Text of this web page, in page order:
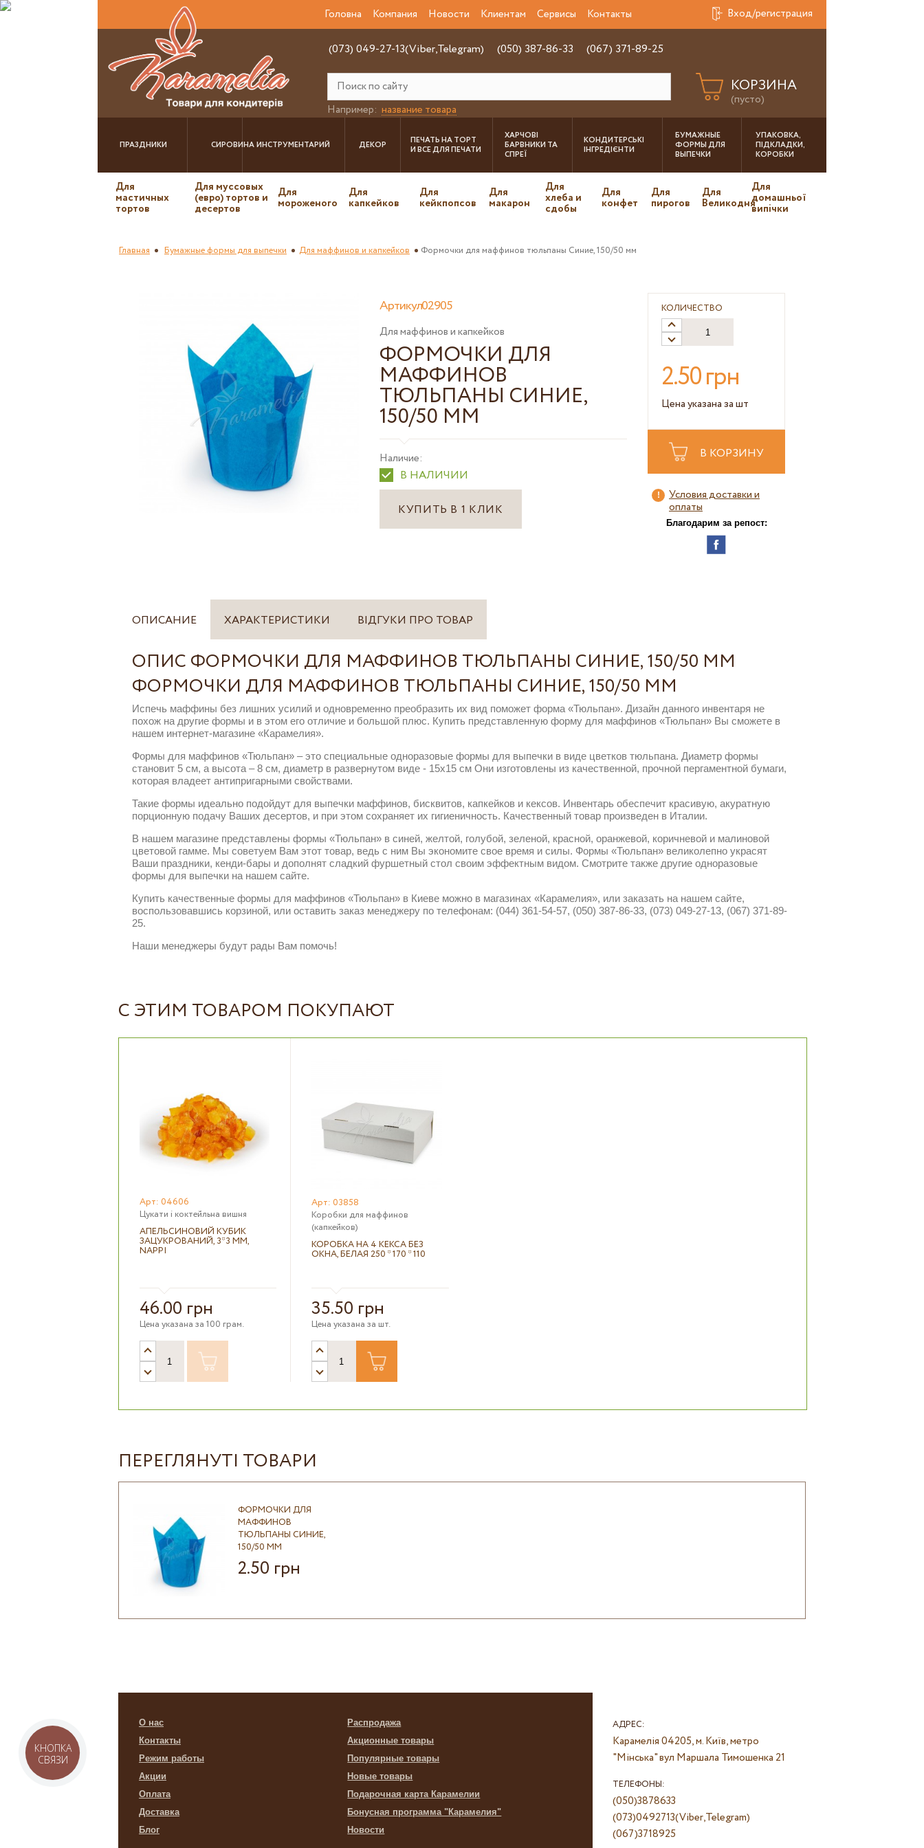
Головна Компания Новости Клиентам Сервисы Контакты Вход/регистрация
(073) 049-27-13(Viber,Telegram) (050) 387-86-33 (067) 371-89-25
Например: название товара
КОРЗИНА
(пусто)
ПРАЗДНИКИ СИРОВИНАИНСТРУМЕНТАРИЙ ДЕКОР
ПЕЧАТЬ НА ТОРТ
И ВСЕ ДЛЯ ПЕЧАТИ
ХАРЧОВІ
БАРВНИКИ ТА
СПРЕЇ
КОНДИТЕРСЬКІ
ІНГРЕДІЄНТИ
БУМАЖНЫЕ
ФОРМЫ ДЛЯ
ВЫПЕЧКИ
УПАКОВКА,
ПІДКЛАДКИ,
КОРОБКИ
Для
мастичных
тортов
Для муссовых
(евро) тортов и
десертов
Для
мороженого
Для
капкейков
Для
кейкпопсов
Для
макарон
Для
хлеба и
сдобы
Для
конфет
Для
пирогов
Для
Великодня
Для
домашньої
випічки
Главная Бумажные формы для выпечки Для маффинов и капкейков Формочки для маффинов тюльпаны Синие, 150/50 мм
Артикул02905
Для маффинов и капкейков
ФОРМОЧКИ ДЛЯ
МАФФИНОВ
ТЮЛЬПАНЫ СИНИЕ,
150/50 ММ
Наличие:
В НАЛИЧИИ
КУПИТЬ В 1 КЛИК
КОЛИЧЕСТВО
2.50 грн
Цена указана за шт
В КОРЗИНУ
Условия доставки и
оплаты
Благодарим за репост:
ОПИСАНИЕ ХАРАКТЕРИСТИКИ ВІДГУКИ ПРО ТОВАР
ОПИС ФОРМОЧКИ ДЛЯ МАФФИНОВ ТЮЛЬПАНЫ СИНИЕ, 150/50 ММ
ФОРМОЧКИ ДЛЯ МАФФИНОВ ТЮЛЬПАНЫ СИНИЕ, 150/50 ММ
Испечь маффины без лишних усилий и одновременно преобразить их вид поможет форма «Тюльпан». Дизайн данного инвентаря не
похож на другие формы и в этом его отличие и большой плюс. Купить представленную форму для маффинов «Тюльпан» Вы сможете в
нашем интернет-магазине «Карамелия».
Формы для маффинов «Тюльпан» – это специальные одноразовые формы для выпечки в виде цветков тюльпана. Диаметр формы
становит 5 см, а высота – 8 см, диаметр в развернутом виде - 15х15 см Они изготовлены из качественной, прочной пергаментной бумаги,
которая владеет антипригарными свойствами.
Такие формы идеально подойдут для выпечки маффинов, бисквитов, капкейков и кексов. Инвентарь обеспечит красивую, акуратную
порционную подачу Ваших десертов, и при этом сохраняет их гигиеничность. Качественный товар произведен в Италии.
В нашем магазине представлены формы «Тюльпан» в синей, желтой, голубой, зеленой, красной, оранжевой, коричневой и малиновой
цветовой гамме. Мы советуем Вам этот товар, ведь с ним Вы экономите свое время и силы. Формы «Тюльпан» великолепно украсят
Ваши праздники, кенди-бары и дополнят сладкий фуршетный стол своим эффектным видом. Смотрите также другие одноразовые
формы для выпечки на нашем сайте.
Купить качественные формы для маффинов «Тюльпан» в Киеве можно в магазинах «Карамелия», или заказать на нашем сайте,
воспользовавшись корзиной, или оставить заказ менеджеру по телефонам: (044) 361-54-57, (050) 387-86-33, (073) 049-27-13, (067) 371-89-
25.
Наши менеджеры будут рады Вам помочь!
С ЭТИМ ТОВАРОМ ПОКУПАЮТ
Арт: 04606
Цукати і коктейльна вишня
АПЕЛЬСИНОВИЙ КУБИК
ЗАЦУКРОВАНИЙ, 3*3 ММ,
NAPPI
46.00 грн
Цена указана за 100 грам.
Арт: 03858
Коробки для маффинов
(капкейков)
КОРОБКА НА 4 КЕКСА БЕЗ
ОКНА, БЕЛАЯ 250 * 170 * 110
35.50 грн
Цена указана за шт.
ПЕРЕГЛЯНУТІ ТОВАРИ
ФОРМОЧКИ ДЛЯ
МАФФИНОВ
ТЮЛЬПАНЫ СИНИЕ,
150/50 ММ
2.50 грн
О нас
Распродажа
Контакты
Акционные товары
Режим работы
Популярные товары
Акции
Новые товары
Оплата
Подарочная карта Карамелии
Доставка
Бонусная программа "Карамелия"
Блог
Новости
АДРЕС:
Карамелія04205, м. Київ, метро
"Мінська" вул Маршала Тимошенка 21
ТЕЛЕФОНЫ:
(050)3878633
(073)0492713(Viber,Telegram)
(067)3718925
КНОПКА
СВЯЗИ